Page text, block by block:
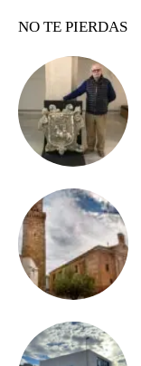
NO TE PIERDAS